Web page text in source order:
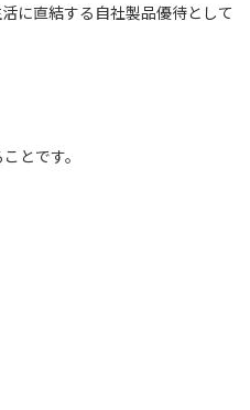
に直結する自社製品優待として
とです。